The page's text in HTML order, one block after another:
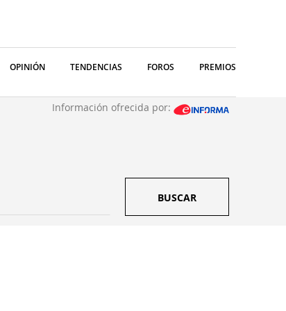
OPINIÓN TENDENCIAS FOROS PREMIOS
Información ofrecida por:
BUSCAR